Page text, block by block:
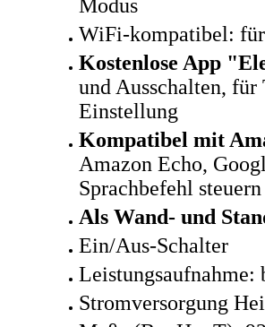
Modus
WiFi-kompatibel:
Kostenlose App
und Ausschalten,
Einstellung
Kompatibel mit
Amazon Echo,
Sprachbefehl steuern
Als Wand- und
Ein/Aus-Schalter
Leistungsaufnahme:
Stromversorgung